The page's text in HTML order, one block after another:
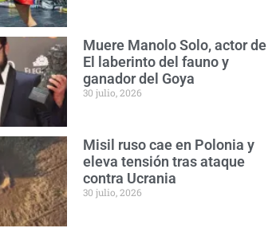
Muere Manolo Solo, actor de
El laberinto del fauno y
ganador del Goya
30 julio, 2026
Misil ruso cae en Polonia y
eleva tensión tras ataque
contra Ucrania
30 julio, 2026